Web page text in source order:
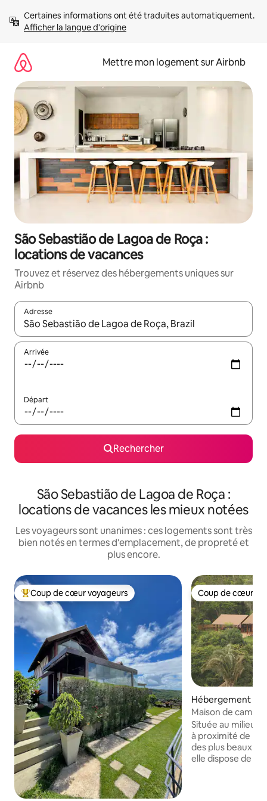
directement
Afficher la langue d'origine
Mettre mon logement sur Airbnb
São Sebastião de Lagoa de Roça :
locations de vacances
Trouvez et réservez des hébergements uniques sur
Airbnb
Adresse
Lorsque les résultats s'affichent, utilisez les flèches vers le
Arrivée
Départ
Rechercher
São Sebastião de Lagoa de Roça :
locations de vacances les mieux notées
Les voyageurs sont unanimes : ces logements sont très
bien notés en termes d'emplacement, de propreté et
plus encore.
Coups de cœur voyageurs les plus appréciés
Coup de cœur voyageurs Coup de cœur
Coup de cœur
Hébergement ⋅
Maison de
Située au milieu
à proximité de
des plus beaux
elle dispose de 5